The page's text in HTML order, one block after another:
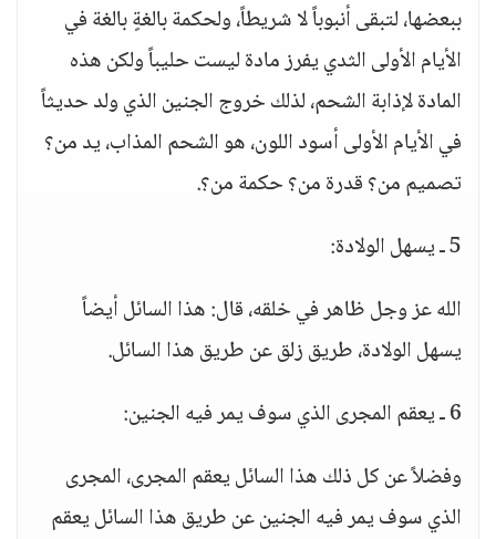
ببعضها، لتبقى أنبوباً لا شريطاً، ولحكمة بالغةٍ بالغة في
الأيام الأولى الثدي يفرز مادة ليست حليباً ولكن هذه
المادة لإذابة الشحم، لذلك خروج الجنين الذي ولد حديثاً
في الأيام الأولى أسود اللون، هو الشحم المذاب، يد من؟
تصميم من؟ قدرة من؟ حكمة من؟.
5 ـ يسهل الولادة:
الله عز وجل ظاهر في خلقه، قال: هذا السائل أيضاً
يسهل الولادة، طريق زلق عن طريق هذا السائل.
6 ـ يعقم المجرى الذي سوف يمر فيه الجنين:
وفضلاً عن كل ذلك هذا السائل يعقم المجرى، المجرى
الذي سوف يمر فيه الجنين عن طريق هذا السائل يعقم